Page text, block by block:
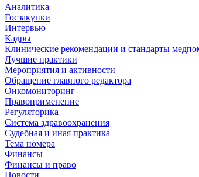
Аналитика
Госзакупки
Интервью
Кадры
Клинические рекомендации и стандарты
Лучшие практики
Мероприятия и активности
Обращение главного редактора
Онкомониторинг
Правоприменение
Регуляторика
Система здравоохранения
Судебная и иная практика
Тема номера
Финансы
Финансы и право
Новости